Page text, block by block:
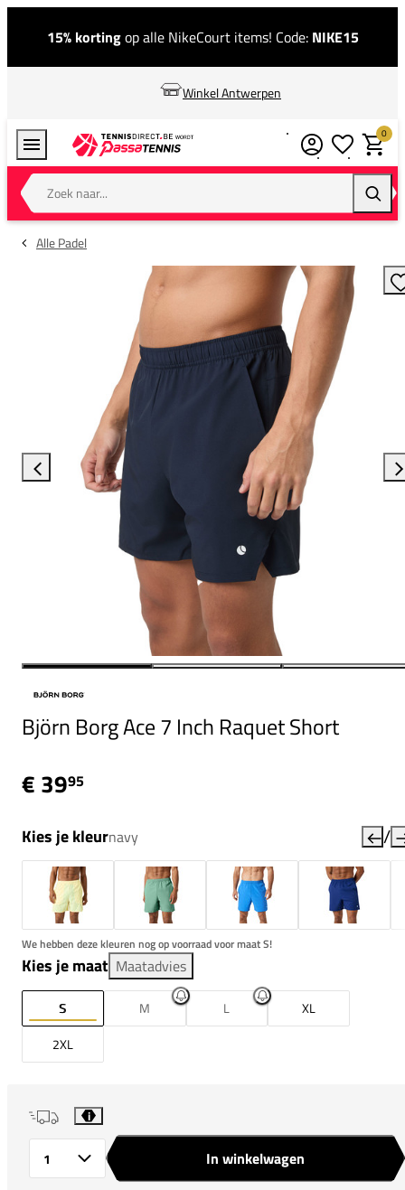
15% kortingop alle NikeCourt items! Code: NIKE15
Winkel Antwerpen
Zoek naar...
0
Alle Padel
Björn Borg Ace 7 Inch Raquet Short
€ 3995
Kies je kleurnavy /
We hebben deze kleuren nog op voorraad voor maat S!
Kies je maat Maatadvies
S M L
XL
2XL
i
In winkelwagen